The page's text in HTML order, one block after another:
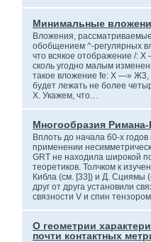
Минимальные
Вложения,
обобщением ^-регулярных
что всякое отображение /:
сколь угодно малым
такое вложение fe: X —» Ж3,
будет лежать не более
X. Укажем, что…
Многообразия Римана-
Вплоть до начала 60-х
применении
GRT не находила широкой
теоретиков. Толчком к
Кибла (см. [33]) и Д. Сциямы
друг от друга установили
связности V и спин
О геометрии
почти контактных